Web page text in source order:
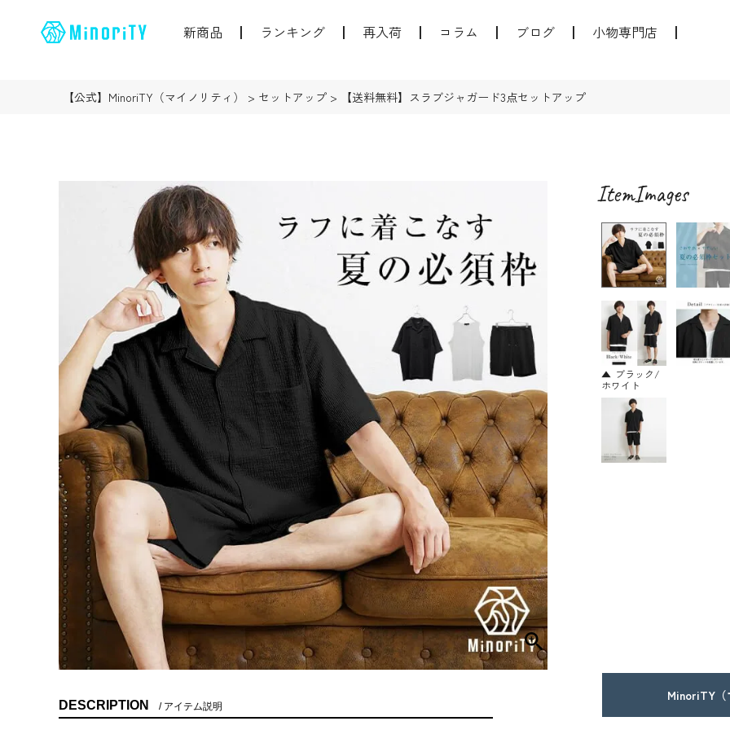
新商品 ランキング 再入荷 コラム ブログ 小物専門店
【公式】MinoriTY（マイノリティ） セットアップ 【送料無料】スラブジャガード3点セットアップ
ブラック/
ホワイト
DESCRIPTION アイテム説明
MinoriTY（